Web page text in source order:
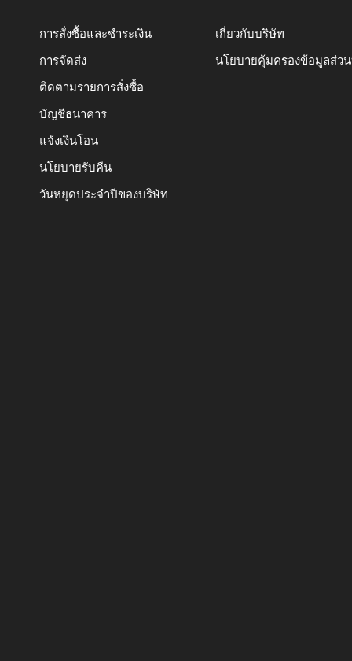
การสั่งซื้อและชำระเงิน
การจัดส่ง
ติดตามรายการสั่งซื้อ
บัญชีธนาคาร
แจ้งเงินโอน
นโยบายรับคืน
วันหยุดประจำปีของบริษัท
เกี่ยวกับบริษัท
นโยบายคุ้มครองข้อมูลส่ว